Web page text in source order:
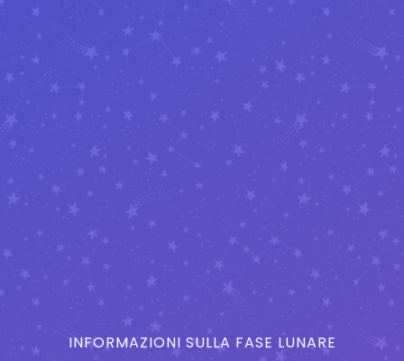
INFORMAZIONI SULLA FASE LUNARE